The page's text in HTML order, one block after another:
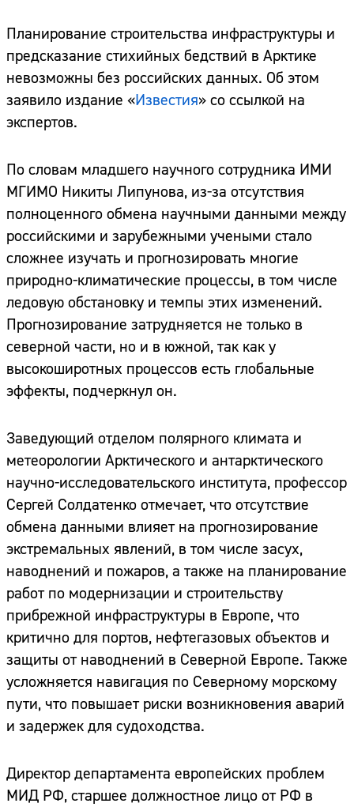
Планирование строительства инфраструктуры и
предсказание стихийных бедствий в Арктике
невозможны без российских данных. Об этом
заявило издание «Известия» со ссылкой на
экспертов.
По словам младшего научного сотрудника ИМИ
МГИМО Никиты Липунова, из-за отсутствия
полноценного обмена научными данными между
российскими и зарубежными учеными стало
сложнее изучать и прогнозировать многие
природно-климатические процессы, в том числе
ледовую обстановку и темпы этих изменений.
Прогнозирование затрудняется не только в
северной части, но и в южной, так как у
высокоширотных процессов есть глобальные
эффекты, подчеркнул он.
Заведующий отделом полярного климата и
метеорологии Арктического и антарктического
научно-исследовательского института, профессор
Сергей Солдатенко отмечает, что отсутствие
обмена данными влияет на прогнозирование
экстремальных явлений, в том числе засух,
наводнений и пожаров, а также на планирование
работ по модернизации и строительству
прибрежной инфраструктуры в Европе, что
критично для портов, нефтегазовых объектов и
защиты от наводнений в Северной Европе. Также
усложняется навигация по Северному морскому
пути, что повышает риски возникновения аварий
и задержек для судоходства.
Директор департамента европейских проблем
МИД РФ, старшее должностное лицо от РФ в